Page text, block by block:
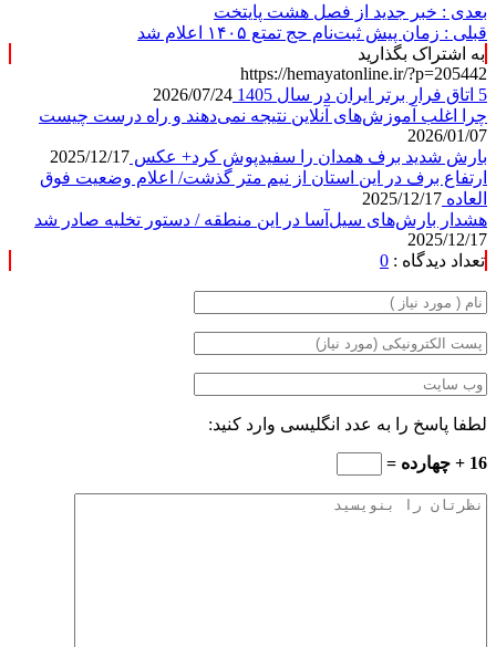
بعدی : خبر جدید از فصل هشت پایتخت
قبلی : زمان پیش ثبت‌نام حج تمتع ۱۴۰۵ اعلام شد
به اشتراک بگذارید
https://hemayatonline.ir/?p=205442
5 اتاق فرار برتر ایران در سال 1405
2026/07/24
چرا اغلب آموزش‌های آنلاین نتیجه نمی‌دهند و راه درست چیست
2026/01/07
بارش شدید برف همدان را سفیدپوش کرد+ عکس 2025/12/17
ارتفاع برف در این استان از نیم متر گذشت/ اعلام وضعیت فوق
العاده 2025/12/17
هشدار بارش‌های سیل‌آسا در این منطقه / دستور تخلیه صادر شد
2025/12/17
تعداد دیدگاه : 0
لطفا پاسخ را به عدد انگلیسی وارد کنید:
16 + چهارده =